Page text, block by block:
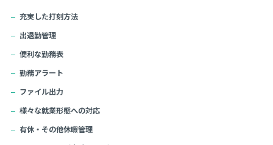
充実した打刻方法
出退勤管理
便利な勤務表
勤務アラート
ファイル出力
様々な就業形態への対応
有休・その他休暇管理